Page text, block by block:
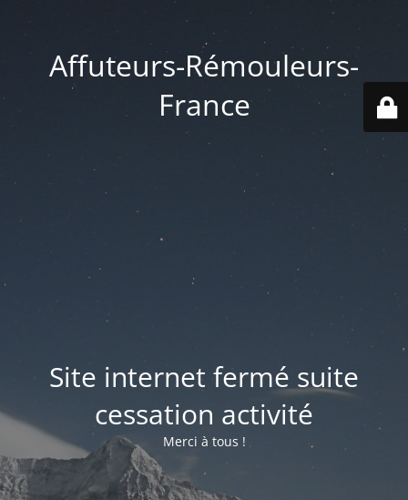
Affuteurs-Rémouleurs-
France
Site internet fermé suite
cessation activité
Merci à tous !